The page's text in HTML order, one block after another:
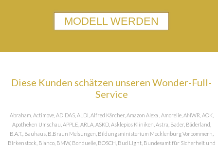
MODELL WERDEN
Diese Kunden schätzen unseren Wonder-Full-
Service
Abraham, Actimove, ADIDAS, ALDI, Alfred Kärcher, Amazon Alexa , Amorelie, ANWR, AOK,
Apotheken Umschau, APPLE, ARLA, ASKD, Asklepios Kliniken, Astra, Bader, Bäderland,
B.A.T., Bauhaus, B.Braun Melsungen, Bildungsministerium Mecklenburg Vorpommern,
Birkenstock, Blanco, BMW, Bonduelle, BOSCH, Bud Light, Bundesamt für Sicherheit und